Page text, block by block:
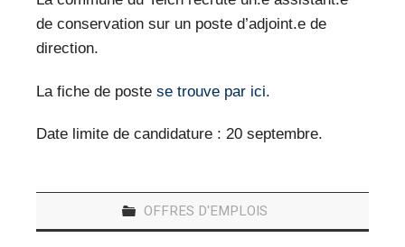
de conservation sur un poste d’adjoint.e de
direction.
La fiche de postese trouve par ici.
Date limite de candidature : 20 septembre.
OFFRES D'EMPLOIS